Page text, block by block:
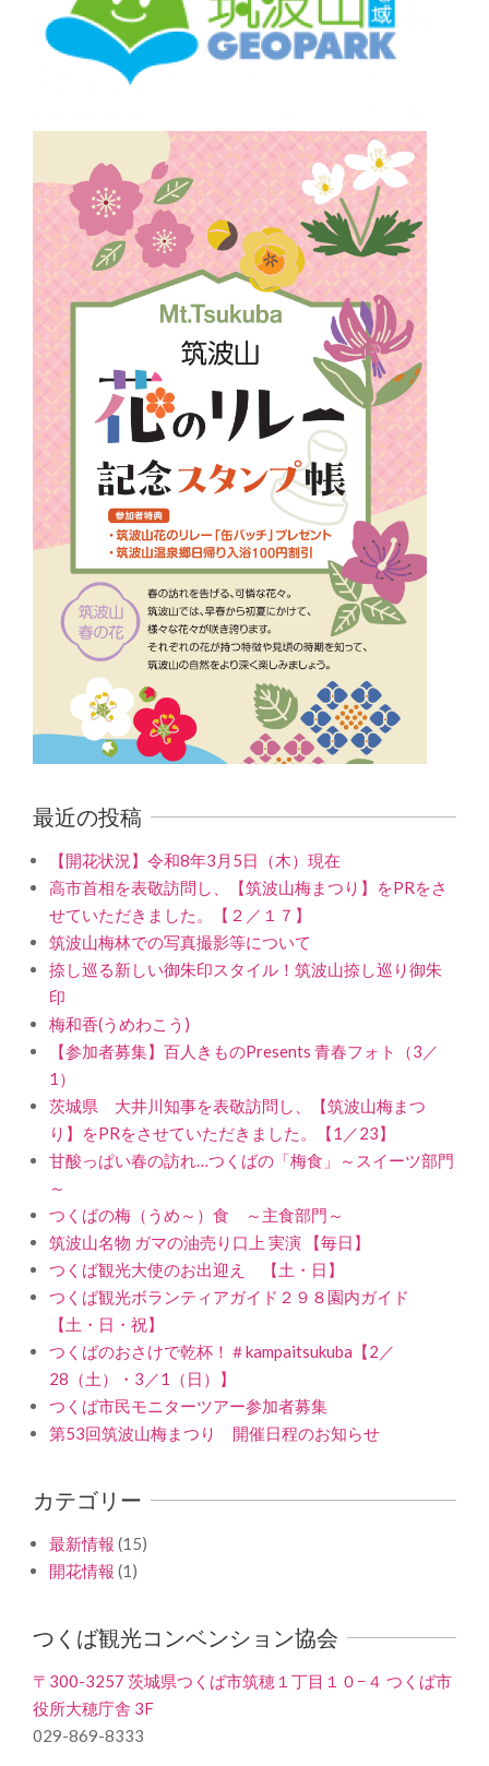
最近の投稿
【開花状況】令和8年3月5日（木）現在
高市首相を表敬訪問し、【筑波山梅まつり】をPRをさ
せていただきました。【２／１７】
筑波山梅林での写真撮影等について
捺し巡る新しい御朱印スタイル！筑波山捺し巡り御朱
印
梅和香(うめわこう)
【参加者募集】百人きものPresents 青春フォト（3／
1）
茨城県 大井川知事を表敬訪問し、【筑波山梅まつ
り】をPRをさせていただきました。【1／23】
甘酸っぱい春の訪れ…つくばの「梅食」～スイーツ部門
～
つくばの梅（うめ～）食 ～主食部門～
筑波山名物 ガマの油売り口上 実演 【毎日】
つくば観光大使のお出迎え 【土・日】
つくば観光ボランティアガイド２９８園内ガイド
【土・日・祝】
つくばのおさけで乾杯！＃kampaitsukuba【2／
28（土）・3／1（日）】
つくば市民モニターツアー参加者募集
第53回筑波山梅まつり 開催日程のお知らせ
カテゴリー
最新情報 (15)
開花情報 (1)
つくば観光コンベンション協会
〒300-3257 茨城県つくば市筑穂１丁目１０−４ つくば市
役所大穂庁舎 3F
029-869-8333